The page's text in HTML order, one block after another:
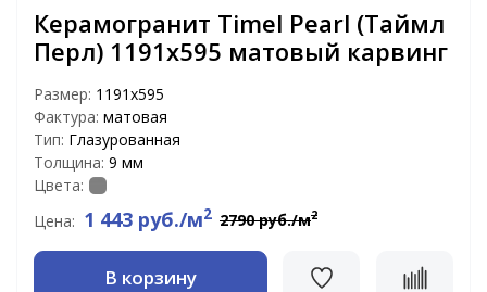
Керамогранит Timel Pearl (Таймл
Перл) 1191х595 матовый карвинг
Размер: 1191x595
Фактура: матовая
Тип: Глазурованная
Толщина: 9 мм
Цвета:
Цена: 1 443 руб./м2 2790 руб./м2
В корзину